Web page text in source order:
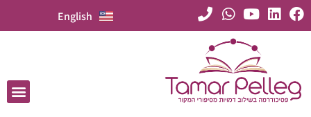
English